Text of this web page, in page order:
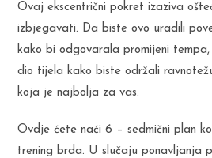
Ovaj ekscentrični pokret izaziva
izbjegavati. Da biste ovo uradili
kako bi odgovarala promijeni
dio tijela kako biste održali
koja je najbolja za vas.
Ovdje ćete naći 6 – sedmični plan
trening brda. U slučaju ponavljanja